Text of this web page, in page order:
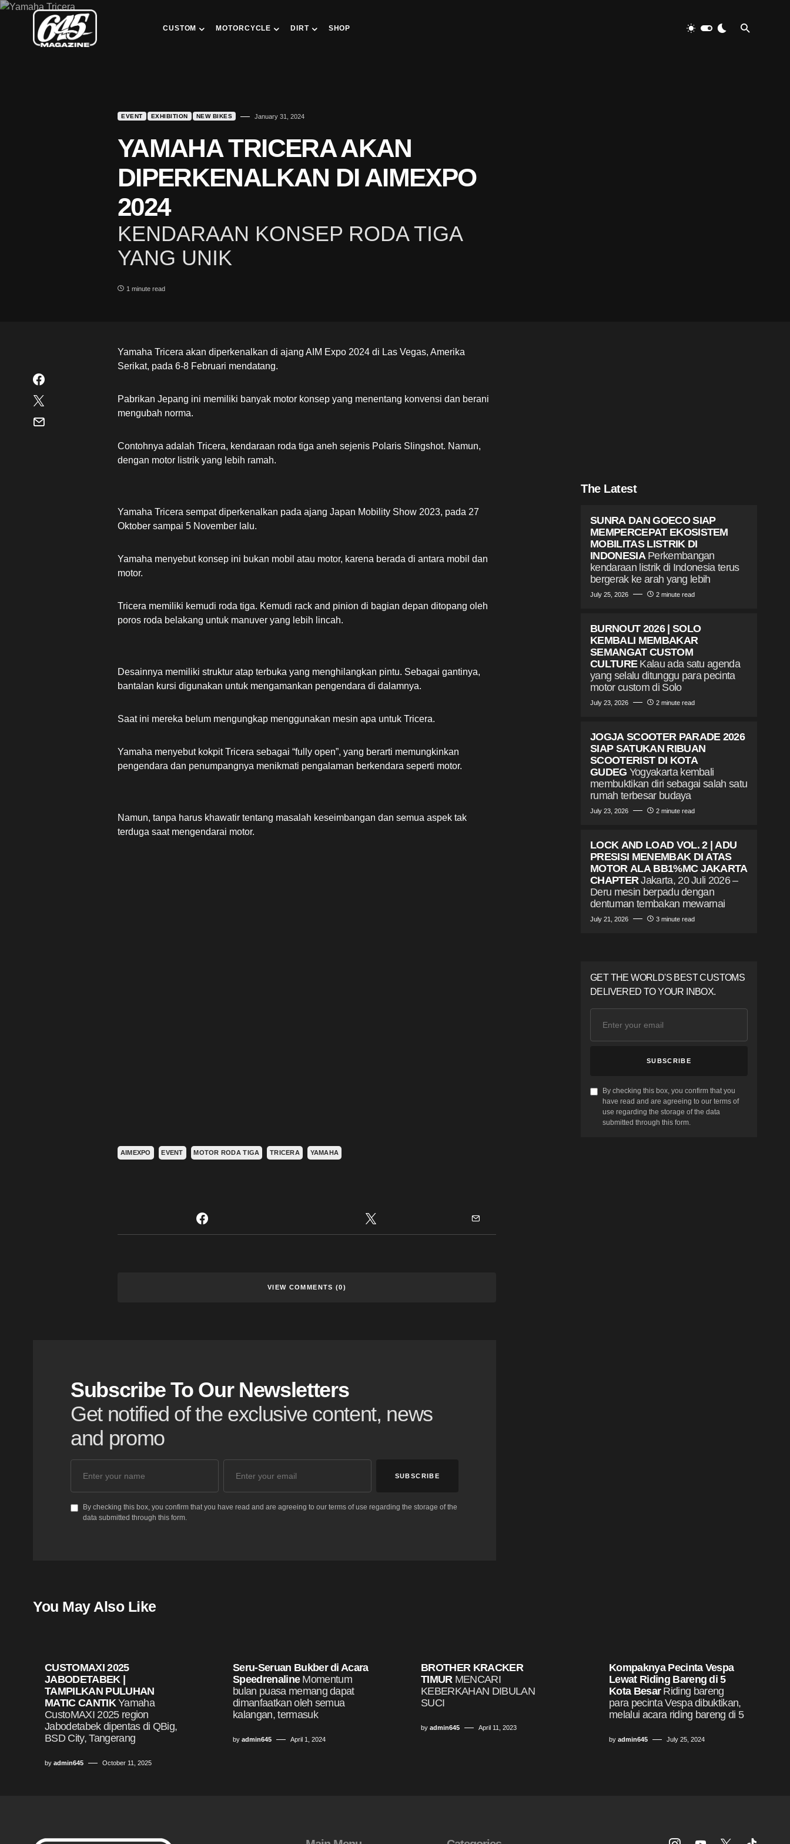
CUSTOM MOTORCYCLE DIRT SHOP
EVENT EXHIBITION NEW BIKES January 31, 2024
YAMAHA TRICERA AKAN
DIPERKENALKAN DI AIMEXPO
2024
KENDARAAN KONSEP RODA TIGA
YANG UNIK
1 minute read
Yamaha Tricera akan diperkenalkan di ajang AIM Expo 2024 di Las Vegas, Amerika
Serikat, pada 6-8 Februari mendatang.
Pabrikan Jepang ini memiliki banyak motor konsep yang menentang konvensi dan berani
mengubah norma.
Contohnya adalah Tricera, kendaraan roda tiga aneh sejenis Polaris Slingshot. Namun,
dengan motor listrik yang lebih ramah.
Yamaha Tricera sempat diperkenalkan pada ajang Japan Mobility Show 2023, pada 27
Oktober sampai 5 November lalu.
Yamaha menyebut konsep ini bukan mobil atau motor, karena berada di antara mobil dan
motor.
Tricera memiliki kemudi roda tiga. Kemudi rack and pinion di bagian depan ditopang oleh
poros roda belakang untuk manuver yang lebih lincah.
Desainnya memiliki struktur atap terbuka yang menghilangkan pintu. Sebagai gantinya,
bantalan kursi digunakan untuk mengamankan pengendara di dalamnya.
Saat ini mereka belum mengungkap menggunakan mesin apa untuk Tricera.
Yamaha menyebut kokpit Tricera sebagai “fully open”, yang berarti memungkinkan
pengendara dan penumpangnya menikmati pengalaman berkendara seperti motor.
Namun, tanpa harus khawatir tentang masalah keseimbangan dan semua aspek tak
terduga saat mengendarai motor.
AIMEXPO EVENT MOTOR RODA TIGA TRICERA YAMAHA
VIEW COMMENTS (0)
Subscribe To Our Newsletters
Get notified of the exclusive content, news
and promo
SUBSCRIBE
By checking this box, you confirm that you have read and are agreeing to our terms of use regarding the storage of the
data submitted through this form.
The Latest
SUNRA DAN GOECO SIAP
MEMPERCEPAT EKOSISTEM
MOBILITAS LISTRIK DI
INDONESIA Perkembangan
kendaraan listrik di Indonesia terus
bergerak ke arah yang lebih
July 25, 2026 2 minute read
BURNOUT 2026 | SOLO
KEMBALI MEMBAKAR
SEMANGAT CUSTOM
CULTURE Kalau ada satu agenda
yang selalu ditunggu para pecinta
motor custom di Solo
July 23, 2026 2 minute read
JOGJA SCOOTER PARADE 2026
SIAP SATUKAN RIBUAN
SCOOTERIST DI KOTA
GUDEG Yogyakarta kembali
membuktikan diri sebagai salah satu
rumah terbesar budaya
July 23, 2026 2 minute read
LOCK AND LOAD VOL. 2 | ADU
PRESISI MENEMBAK DI ATAS
MOTOR ALA BB1%MC JAKARTA
CHAPTER Jakarta, 20 Juli 2026 –
Deru mesin berpadu dengan
dentuman tembakan mewarnai
July 21, 2026 3 minute read
GET THE WORLD'S BEST CUSTOMS
DELIVERED TO YOUR INBOX.
SUBSCRIBE
By checking this box, you confirm that you
have read and are agreeing to our terms of
use regarding the storage of the data
submitted through this form.
You May Also Like
CUSTOMAXI 2025
JABODETABEK |
TAMPILKAN PULUHAN
MATIC CANTIK Yamaha
CustoMAXI 2025 region
Jabodetabek dipentas di QBig,
BSD City, Tangerang
by admin645 October 11, 2025
Seru-Seruan Bukber di Acara
Speedrenaline Momentum
bulan puasa memang dapat
dimanfaatkan oleh semua
kalangan, termasuk
by admin645 April 1, 2024
BROTHER KRACKER
TIMUR MENCARI
KEBERKAHAN DIBULAN
SUCI
by admin645 April 11, 2023
Kompaknya Pecinta Vespa
Lewat Riding Bareng di 5
Kota Besar Riding bareng
para pecinta Vespa dibuktikan,
melalui acara riding bareng di 5
by admin645 July 25, 2024